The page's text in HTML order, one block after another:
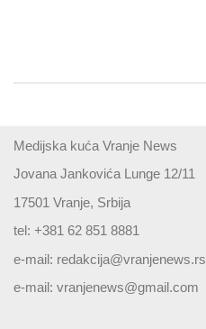
Medijska kuća Vranje News
Jovana Jankovića Lunge 12/11
17501 Vranje, Srbija
tel: +381 62 851 8881
e-mail: redakcija@vranjenews.rs
e-mail: vranjenews@gmail.com